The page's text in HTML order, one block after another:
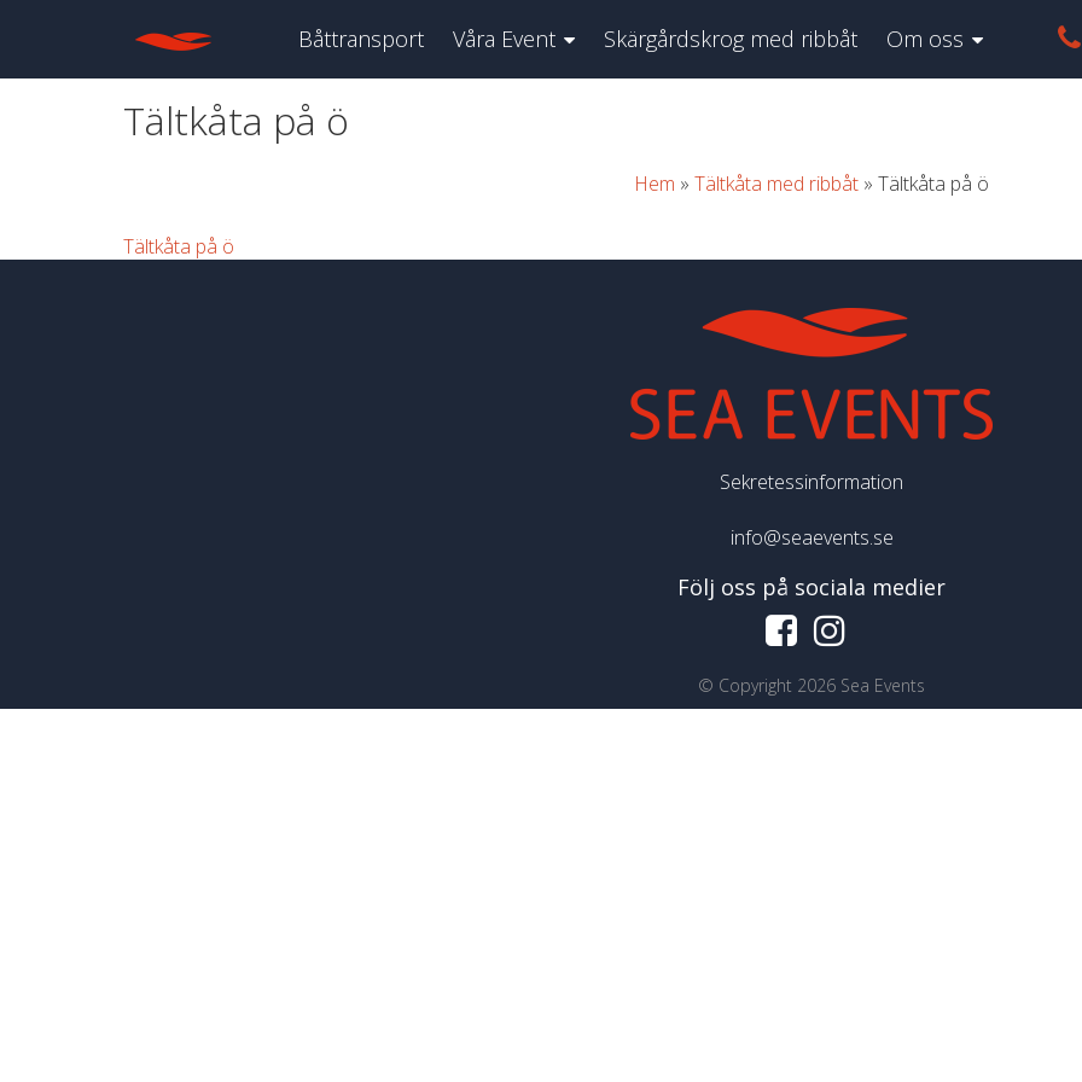
Båttransport Våra Event Skärgårdskrog med ribbåt Om oss
Tältkåta på ö
Hem » Tältkåta med ribbåt » Tältkåta på ö
Tältkåta på ö
Sekretessinformation
info@seaevents.se
Följ oss på sociala medier
© Copyright 2026 Sea Events